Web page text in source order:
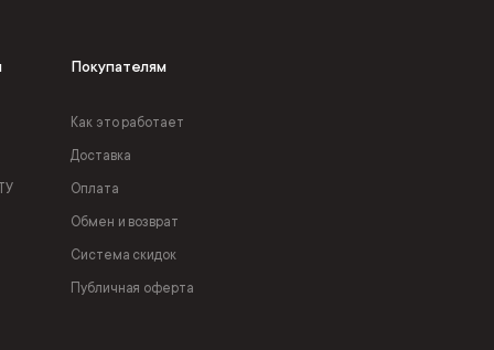
Покупателям
Как это работает
Доставка
Оплата
Обмен и возврат
Система скидок
Публичная оферта